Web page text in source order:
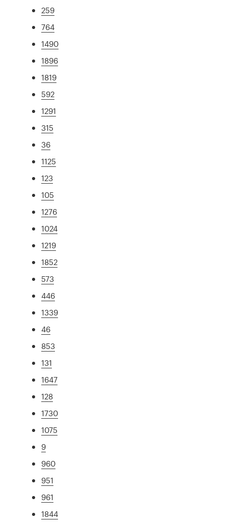
259
764
1490
1896
1819
592
1291
315
36
1125
123
105
1276
1024
1219
1852
573
446
1339
46
853
131
1647
128
1730
1075
9
960
951
961
1844